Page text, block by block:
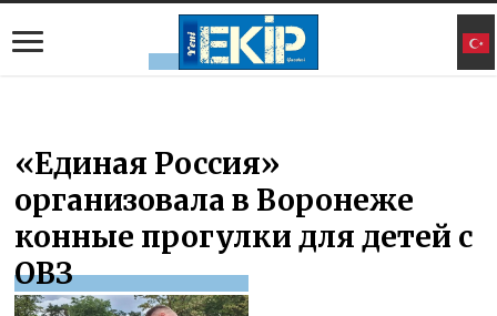
«Единая Россия»
организовала в Воронеже
конные прогулки для детей с
ОВЗ